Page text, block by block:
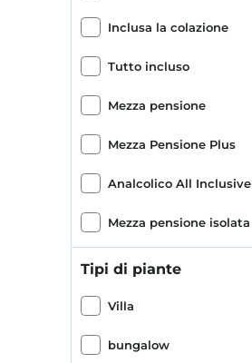
Inclusa la colazione
Tutto incluso
Mezza pensione
Mezza Pensione Plus
Analcolico All Inclusive
Tipi di piante
Villa
bungalow